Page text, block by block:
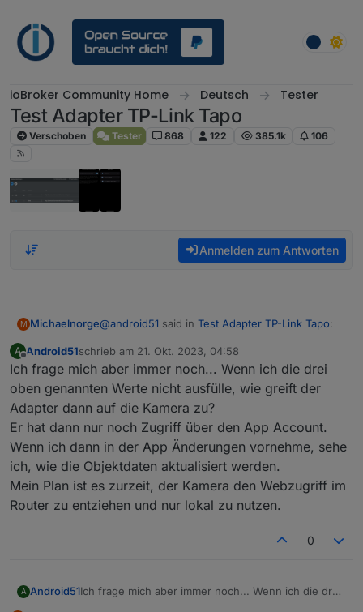
ioBroker Community Home Deutsch Tester
Test Adapter TP-Link Tapo
Verschoben Tester 868 122 385.1k 106
Anmelden zum Antworten
M Michaelnorge@android51 said in Test Adapter TP-Link Tapo:
Ich hatte mir nur vorgestellt, dass ich die
Kamera anschließend rein lokal verwenden
Ich hatte ebenfalls Bedenken (nicht seitens des
Adapters aber seitens TAPOs).
Hab ne Kamera im Wohnzimmer bei der ich
bisher immer die Funktion
"tapo.remote.setLensMaskConfig" aktiviert
habe, wenn jemand zu Hause war.
Jetzt hab ich direkt ne Schaltsteckdose dran, die
physisch die Kamera vom Strom trennt - sicher
A
Offline
Android51schrieb am 21. Okt. 2023, 04:58
zuletzt editiert von
Ich frage mich aber immer noch... Wenn ich die drei
oben genannten Werte nicht ausfülle, wie greift der
Adapter dann auf die Kamera zu?
Er hat dann nur noch Zugriff über den App Account.
Wenn ich dann in der App Änderungen vornehme, sehe
ich, wie die Objektdaten aktualisiert werden.
Mein Plan ist es zurzeit, der Kamera den Webzugriff im
Router zu entziehen und nur lokal zu nutzen.
0
A Android51Ich frage mich aber immer noch... Wenn ich die drei